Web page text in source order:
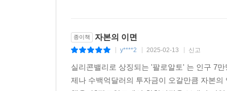
연구를 하며 보내고 나서 한 아이디어를 떠올렸
자에게 직접 전달하는 웨어러블 패치 개념의, 순
미래의 억만장자가 있을 거라고 생각했고, 홈즈
잘 알고 있었으며, 아무것도 이룬 것이 없기에
종이책 자본의 이면
y****2 2025-02-13 신고
실리콘밸리로 상징되는 '팔로알토' 는 인구 7
제나 수백억달러의 투자금이 오갈만큼 자본